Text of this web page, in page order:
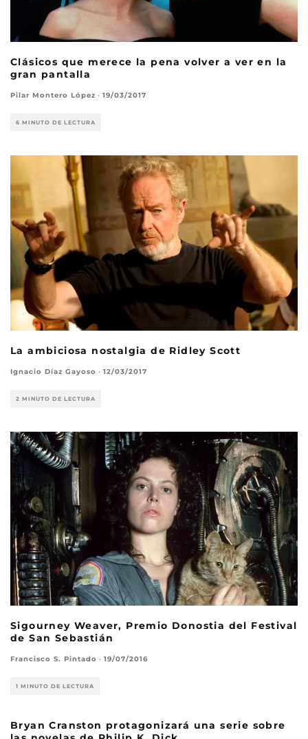
Clásicos que merece la pena volver a ver en la
gran pantalla
Pilar Montero López · 19/03/2017
6 MINUTO DE LECTURA
La ambiciosa nostalgia de Ridley Scott
Ignacio Díaz Gayoso · 12/03/2017
2 MINUTO DE LECTURA
Sigourney Weaver, Premio Donostia del Festival
de San Sebastián
Francisco S. Pintado · 19/07/2016
1 MINUTO DE LECTURA
Bryan Cranston protagonizará una serie sobre